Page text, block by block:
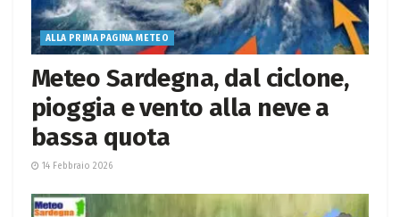
ALLA PRIMA PAGINA METEO
Meteo Sardegna, dal ciclone,
pioggia e vento alla neve a
bassa quota
14 Febbraio 2026